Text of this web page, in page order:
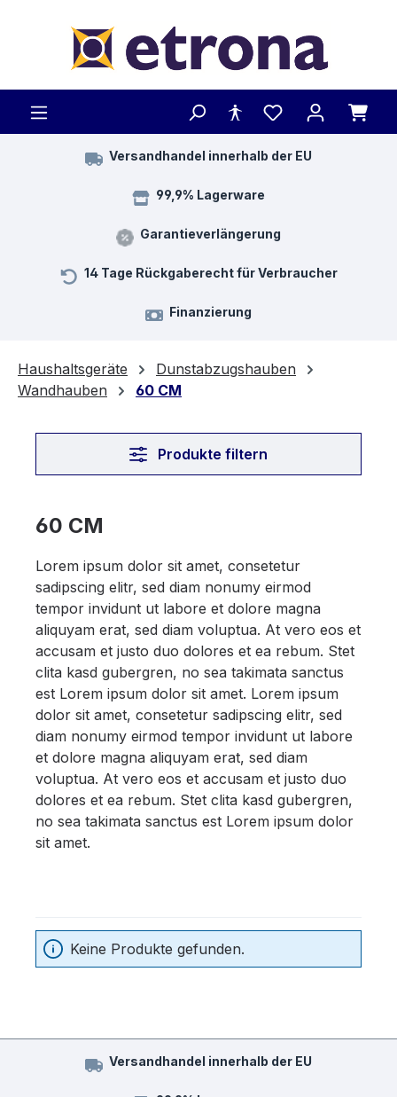
Versandhandel innerhalb der EU
99,9% Lagerware
Garantieverlängerung
14 Tage Rückgaberecht für Verbraucher
Finanzierung
Haushaltsgeräte
Dunstabzugshauben
Wandhauben
60 CM
Produkte filtern
60 CM
Lorem ipsum dolor sit amet, consetetur
sadipscing elitr, sed diam nonumy eirmod
tempor invidunt ut labore et dolore magna
aliquyam erat, sed diam voluptua. At vero eos et
accusam et justo duo dolores et ea rebum. Stet
clita kasd gubergren, no sea takimata sanctus
est Lorem ipsum dolor sit amet. Lorem ipsum
dolor sit amet, consetetur sadipscing elitr, sed
diam nonumy eirmod tempor invidunt ut labore
et dolore magna aliquyam erat, sed diam
voluptua. At vero eos et accusam et justo duo
dolores et ea rebum. Stet clita kasd gubergren,
no sea takimata sanctus est Lorem ipsum dolor
sit amet.
Keine Produkte gefunden.
Versandhandel innerhalb der EU